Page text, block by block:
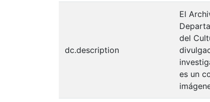
dc.description
El
del
es un